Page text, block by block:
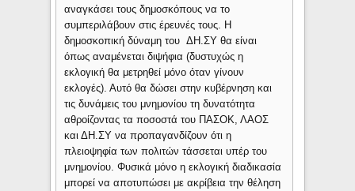
αναγκάσει τους δημοσκόπους να το
συμπεριλάβουν στις έρευνές τους. Η
δημοσκοπική δύναμη του ΔΗ.ΣΥ θα είναι
όπως αναμένεται διψήφια (δυστυχώς η
εκλογική θα μετρηθεί μόνο όταν γίνουν
εκλογές). Αυτό θα δώσει στην κυβέρνηση και
τις δυνάμεις του μνημονίου τη δυνατότητα
αθροίζοντας τα ποσοστά του ΠΑΣΟΚ, ΛΑΟΣ
και ΔΗ.ΣΥ να προπαγανδίζουν ότι η
πλειοψηφία των πολιτών τάσσεται υπέρ του
μνημονίου. Φυσικά μόνο η εκλογική διαδικασία
μπορεί να αποτυπώσει με ακρίβεια την θέληση